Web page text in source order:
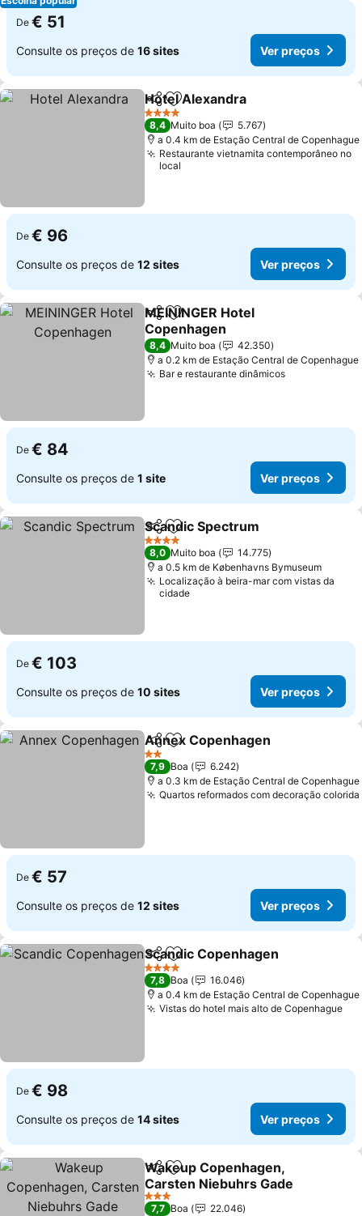
De € 51
Consulte os preços de 16 sites Ver preços
PartilharAdicionar aos favoritos
Hotel Alexandra
4 Estrelas
8,4 Muito boa
5.767
a 0.4 km de Estação Central de Copenhague
Restaurante vietnamita contemporâneo no
local
De € 96
Consulte os preços de 12 sites Ver preços
PartilharAdicionar aos favoritos
MEININGER Hotel
Copenhagen
Ver preços
8,4 Muito boa
42.350
a 0.2 km de Estação Central de Copenhague
Bar e restaurante dinâmicosVer preços
De € 84
Consulte os preços de 1 site Ver preços
PartilharAdicionar aos favoritos
Scandic Spectrum
4 Estrelas
8,0 Muito boa
14.775
a 0.5 km de Københavns Bymuseum
Localização à beira-mar com vistas da
cidade
De € 103
Consulte os preços de 10 sites Ver preços
PartilharAdicionar aos favoritos
Annex Copenhagen
2 Estrelas
7,9 Boa
6.242
a 0.3 km de Estação Central de Copenhague
Quartos reformados com decoração colorida
De € 57
Consulte os preços de 12 sites Ver preços
PartilharAdicionar aos favoritos
Scandic Copenhagen
4 Estrelas
7,8 Boa
16.046
a 0.4 km de Estação Central de Copenhague
Vistas do hotel mais alto de Copenhague
De € 98
Consulte os preços de 14 sites Ver preços
PartilharAdicionar aos favoritos
Wakeup Copenhagen,
Carsten Niebuhrs Gade
Ver preços
3 Estrelas
7,7 Boa
22.046